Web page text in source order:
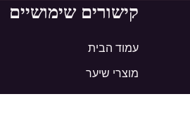
קישורים שימושיים
עמוד הבית
מוצרי שיער